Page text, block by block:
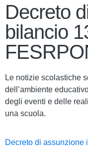
Decreto
bilancio
Le notizie scolastiche
dell’ambiente
degli eventi e delle
una scuola.
Decreto di assunzione